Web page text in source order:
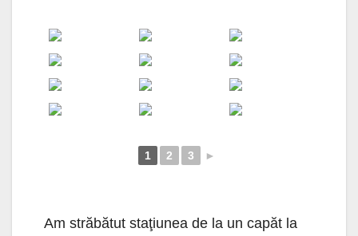
1 2 3 ►
Am străbătut staţiunea de la un capăt la